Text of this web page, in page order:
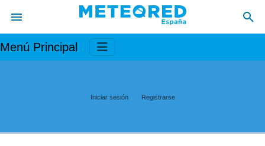
Menú Principal
Iniciar sesión Registrarse